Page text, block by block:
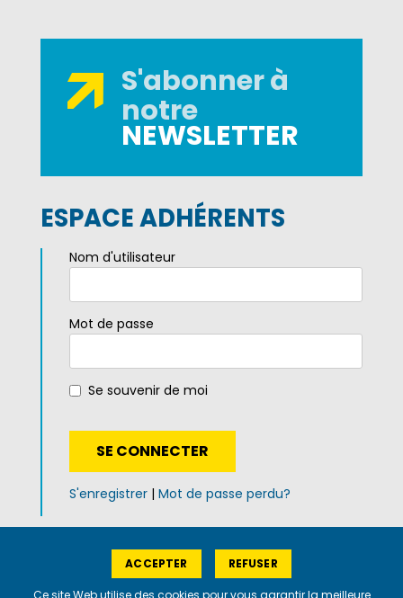
S'abonner à
notre
NEWSLETTER
ESPACE ADHÉRENTS
Nom d'utilisateur
Mot de passe
Se souvenir de moi
S'enregistrer | Mot de passe perdu?
Mentions légales |Politique de
confidentialité
Ce site Web utilise des cookies pour vous garantir la meilleure
ACCEPTER REFUSER